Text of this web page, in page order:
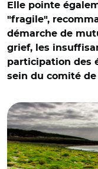
Elle pointe
"fragile",
démarche de
grief, les
participation des
sein du comité de